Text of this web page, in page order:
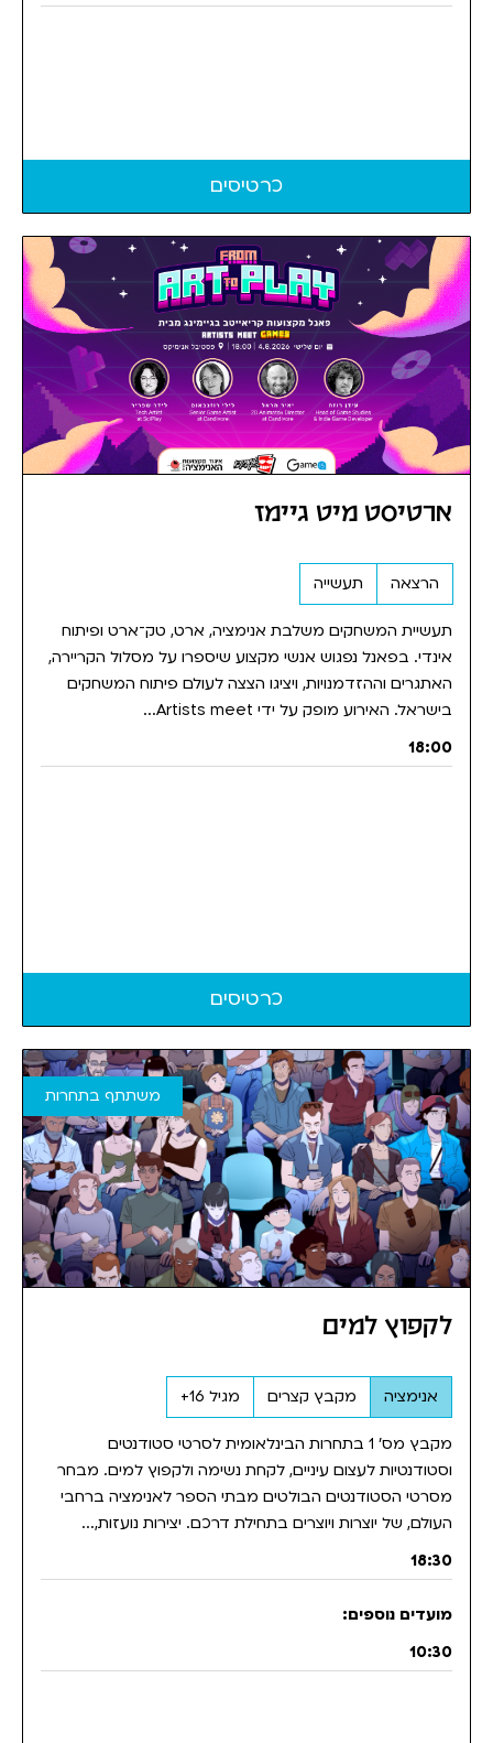
כרטיסים
ארטיסט מיט גיימז
הרצאה תעשייה
תעשיית המשחקים משלבת אנימציה, ארט, טק־ארט ופיתוח
אינדי. בפאנל נפגוש אנשי מקצוע שיספרו על מסלול הקריירה,
האתגרים וההזדמנויות, ויציגו הצצה לעולם פיתוח המשחקים
בישראל. האירוע מופק על ידי Artists meet...
18:00
כרטיסים
משתתף בתחרות
לקפוץ למים
אנימציה מקבץ קצרים מגיל 16+
מקבץ מס' 1 בתחרות הבינלאומית לסרטי סטודנטים
וסטודנטיות לעצום עיניים, לקחת נשימה ולקפוץ למים. מבחר
מסרטי הסטודנטים הבולטים מבתי הספר לאנימציה ברחבי
העולם, של יוצרות ויוצרים בתחילת דרכם. יצירות נועזות,...
18:30
10:30